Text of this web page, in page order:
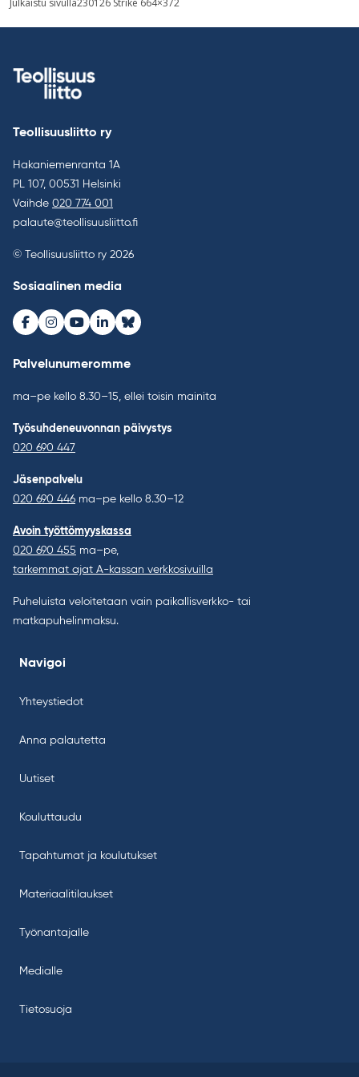
Teollisuusliitto ry
Hakaniemenranta 1A
PL 107, 00531 Helsinki
Vaihde 020 774 001
palaute@teollisuusliitto.fi
© Teollisuusliitto ry 2026
Sosiaalinen media
Facebook
Instagram
Youtube
LinkedInBluesky
Palvelunumeromme
ma–pe kello 8.30–15, ellei toisin mainita
Työsuhdeneuvonnan päivystys
020 690 447
Jäsenpalvelu
020 690 446 ma–pe kello 8.30–12
Avoin työttömyyskassa
020 690 455 ma–pe,
tarkemmat ajat A-kassan verkkosivuilla
Puheluista veloitetaan vain paikallisverkko- tai
matkapuhelinmaksu.
Navigoi
Yhteystiedot
Anna palautetta
Uutiset
Kouluttaudu
Tapahtumat ja koulutukset
Materiaalitilaukset
Työnantajalle
Medialle
Tietosuoja